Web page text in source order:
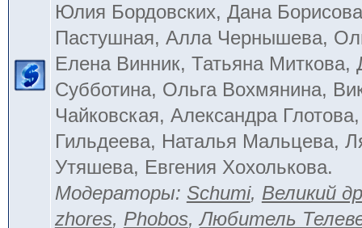
Юлия Бордовских, Дана
Пастушная, Алла Чернышева,
Елена Винник, Татьяна Миткова,
Субботина, Ольга Вохмянина,
Чайковская, Александра
Гильдеева, Наталья Мальцева,
Утяшева, Евгения Хохолькова.
Модераторы: Schumi, Великий
zhores, Phobos,Любитель